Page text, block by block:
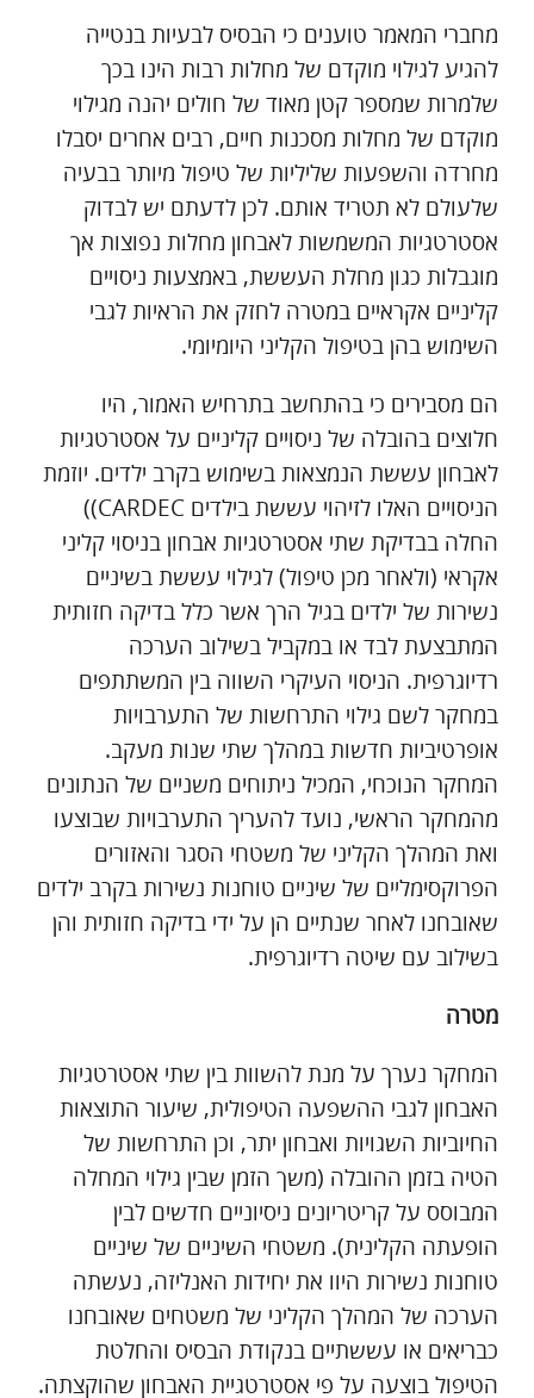
מחברי המאמר טוענים כי הבסיס לבעיות בנטייה
להגיע לגילוי מוקדם של מחלות רבות הינו בכך
שלמרות שמספר קטן מאוד של חולים יהנה מגילוי
מוקדם של מחלות מסכנות חיים, רבים אחרים יסבלו
מחרדה והשפעות שליליות של טיפול מיותר בבעיה
שלעולם לא תטריד אותם. לכן לדעתם יש לבדוק
אסטרטגיות המשמשות לאבחון מחלות נפוצות אך
מוגבלות כגון מחלת העששת, באמצעות ניסויים
קליניים אקראיים במטרה לחזק את הראיות לגבי
השימוש בהן בטיפול הקליני היומיומי.
הם מסבירים כי בהתחשב בתרחיש האמור, היו
חלוצים בהובלה של ניסויים קליניים על אסטרטגיות
לאבחון עששת הנמצאות בשימוש בקרב ילדים. יוזמת
הניסויים האלו לזיהוי עששת בילדים CARDEC))
החלה בבדיקת שתי אסטרטגיות אבחון בניסוי קליני
אקראי (ולאחר מכן טיפול) לגילוי עששת בשיניים
נשירות של ילדים בגיל הרך אשר כלל בדיקה חזותית
המתבצעת לבד או במקביל בשילוב הערכה
רדיוגרפית. הניסוי העיקרי השווה בין המשתתפים
במחקר לשם גילוי התרחשות של התערבויות
אופרטיביות חדשות במהלך שתי שנות מעקב.
המחקר הנוכחי, המכיל ניתוחים משניים של הנתונים
מהמחקר הראשי, נועד להעריך התערבויות שבוצעו
ואת המהלך הקליני של משטחי הסגר והאזורים
הפרוקסימליים של שיניים טוחנות נשירות בקרב ילדים
שאובחנו לאחר שנתיים הן על ידי בדיקה חזותית והן
בשילוב עם שיטה רדיוגרפית.
מטרה
המחקר נערך על מנת להשוות בין שתי אסטרטגיות
האבחון לגבי ההשפעה הטיפולית, שיעור התוצאות
החיוביות השגויות ואבחון יתר, וכן התרחשות של
הטיה בזמן ההובלה (משך הזמן שבין גילוי המחלה
המבוסס על קריטריונים ניסיוניים חדשים לבין
הופעתה הקלינית). משטחי השיניים של שיניים
טוחנות נשירות היוו את יחידות האנליזה, נעשתה
הערכה של המהלך הקליני של משטחים שאובחנו
כבריאים או עששתיים בנקודת הבסיס והחלטת
הטיפול בוצעה על פי אסטרטגיית האבחון שהוקצתה.